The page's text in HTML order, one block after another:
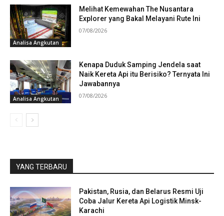
Analisa Angkutan
Melihat Kemewahan The Nusantara
Explorer yang Bakal Melayani Rute Ini
07/08/2026
Analisa Angkutan
Kenapa Duduk Samping Jendela saat
Naik Kereta Api itu Berisiko? Ternyata Ini
Jawabannya
07/08/2026
YANG TERBARU
Pakistan, Rusia, dan Belarus Resmi Uji
Coba Jalur Kereta Api Logistik Minsk-
Karachi